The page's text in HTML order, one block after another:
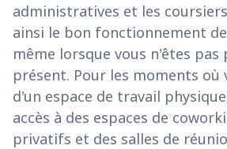
administratives et les
ainsi le bon fonctionnement
même lorsque vous n'êtes pas
présent. Pour les moments où
d'un espace de travail
accès à des espaces de
privatifs et des salles de